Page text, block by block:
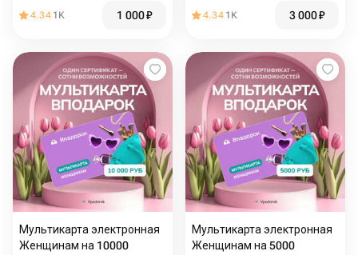
4.34 1K 1 000₽ 4.34 1K 3 000₽
Мультикарта электронная
Женщинам на 10000
Мультикарта электронная
Женщинам на 5000